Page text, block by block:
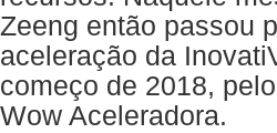
Zeeng então passou
aceleração da
começo de 2018,
Wow Aceleradora.